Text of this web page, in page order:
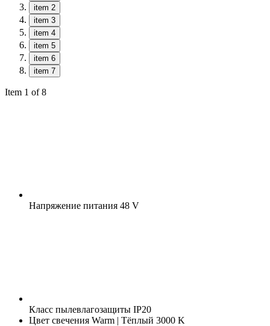
item 2
item 3
item 4
item 5
item 6
item 7
Item 1 of 8
Напряжение питания 48 V
Класс пылевлагозащиты IP20
Цвет свечения Warm | Тёплый 3000 K